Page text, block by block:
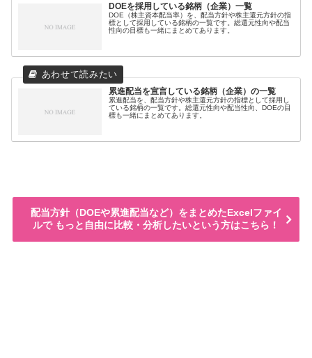
DOEを採用している銘柄（企業）一覧
DOE（株主資本配当率）を、配当方針や株主還元方針の指
標として採用している銘柄の一覧です。総還元性向や配当
性向の目標も一緒にまとめてあります。
累進配当を宣言している銘柄（企業）の一覧
累進配当を、配当方針や株主還元方針の指標として採用し
ている銘柄の一覧です。総還元性向や配当性向、DOEの目
標も一緒にまとめてあります。
配当方針（DOEや累進配当など）をまとめたExcelファイ
ルで もっと自由に比較・分析したいという方はこちら！